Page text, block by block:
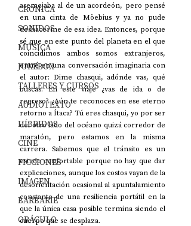
CRÓNICA
SONIDOS
MÚSICA
JUKEBOX
TALLERES Y CURSOS
AUDIOTEXTO
HÍBRIDOS
CINE
FICCIONES
IMAGEN
BARBARIE
ORÁCULO
asemejaba al de un acordeón, pero pensé
en una cinta de Möebius y ya no pude
deshacerme de esa idea. Entonces, porque
sé que en este punto del planeta en el que
coincidimos ambos somos extranjeros,
entré en una conversación imaginaria con
el autor: Dime chasqui, adónde vas, qué
buscas. En este viaje ¿vas de ida o de
regreso? ¿Aún te reconoces en ese eterno
retorno a Ítaca? Tú eres chasqui, yo por ser
del otro lado del océano quizá corredor de
maratón, pero estamos en la misma
carrera. Sabemos que el tránsito es un
estado confortable porque no hay que dar
explicaciones, aunque los costos vayan de la
desorientación ocasional al apuntalamiento
constante de una resiliencia portátil en la
que la única casa posible termina siendo el
cuerpo que se desplaza.